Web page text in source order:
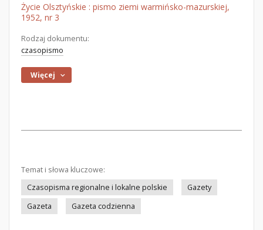
Życie Olsztyńskie : pismo ziemi warmińsko-mazurskiej,
1952, nr 3
Rodzaj dokumentu:
czasopismo
Więcej
Temat i słowa kluczowe:
Czasopisma regionalne i lokalne polskie
Gazety
Gazeta
Gazeta codzienna